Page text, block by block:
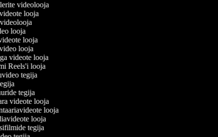
videolooja
videote looja
videolooja
looja
looja
looja
videote looja
Reels'i looja
tegija
tegija
videote looja
looja
looja
tegija